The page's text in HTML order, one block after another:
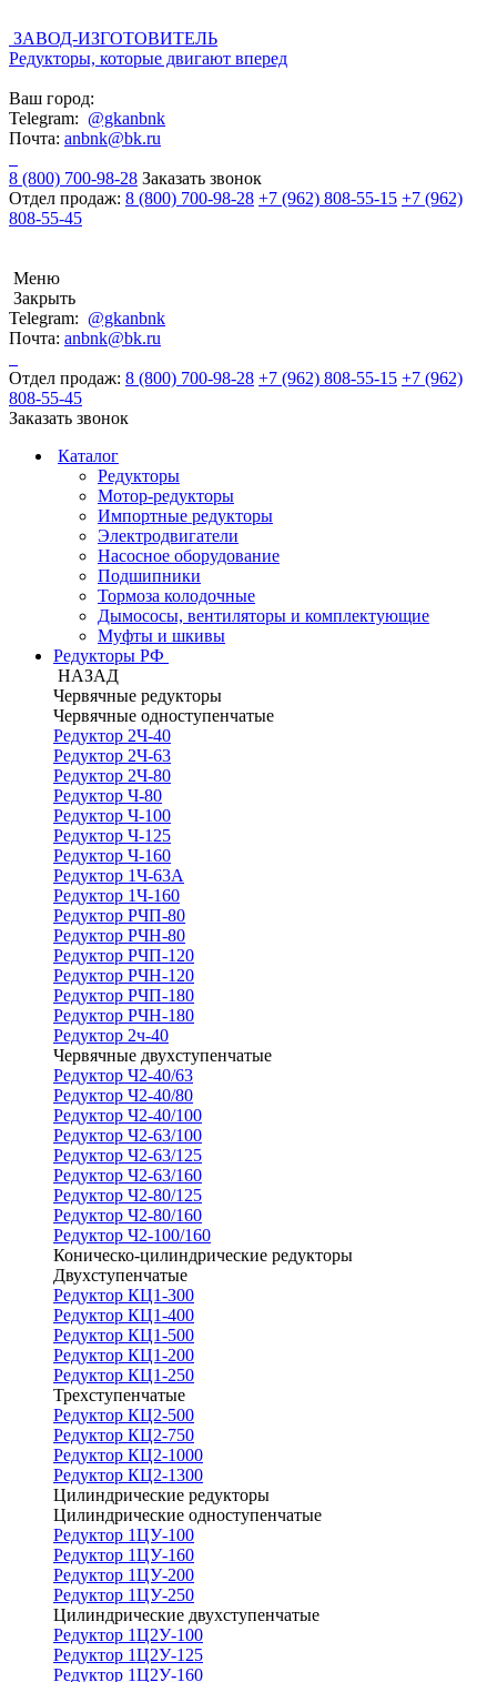
ЗАВОД-ИЗГОТОВИТЕЛЬ
Редукторы, которые двигают вперед
Ваш город:
Telegram: @gkanbnk
Почта: anbnk@bk.ru
8 (800) 700-98-28 Заказать звонок
Отдел продаж: 8 (800) 700-98-28 +7 (962) 808-55-15 +7 (962)
808-55-45
Меню
Закрыть
Telegram: @gkanbnk
Почта: anbnk@bk.ru
Отдел продаж: 8 (800) 700-98-28 +7 (962) 808-55-15 +7 (962)
808-55-45
Заказать звонок
Каталог
Редукторы
Мотор-редукторы
Импортные редукторы
Электродвигатели
Насосное оборудование
Подшипники
Тормоза колодочные
Дымососы, вентиляторы и комплектующие
Муфты и шкивы
Редукторы РФ
НАЗАД
Червячные редукторы
Червячные одноступенчатые
Редуктор 2Ч-40
Редуктор 2Ч-63
Редуктор 2Ч-80
Редуктор Ч-80
Редуктор Ч-100
Редуктор Ч-125
Редуктор Ч-160
Редуктор 1Ч-63А
Редуктор 1Ч-160
Редуктор РЧП-80
Редуктор РЧН-80
Редуктор РЧП-120
Редуктор РЧН-120
Редуктор РЧП-180
Редуктор РЧН-180
Редуктор 2ч-40
Червячные двухступенчатые
Редуктор Ч2-40/63
Редуктор Ч2-40/80
Редуктор Ч2-40/100
Редуктор Ч2-63/100
Редуктор Ч2-63/125
Редуктор Ч2-63/160
Редуктор Ч2-80/125
Редуктор Ч2-80/160
Редуктор Ч2-100/160
Коническо-цилиндрические редукторы
Двухступенчатые
Редуктор КЦ1-300
Редуктор КЦ1-400
Редуктор КЦ1-500
Редуктор КЦ1-200
Редуктор КЦ1-250
Трехступенчатые
Редуктор КЦ2-500
Редуктор КЦ2-750
Редуктор КЦ2-1000
Редуктор КЦ2-1300
Цилиндрические редукторы
Цилиндрические одноступенчатые
Редуктор 1ЦУ-100
Редуктор 1ЦУ-160
Редуктор 1ЦУ-200
Редуктор 1ЦУ-250
Цилиндрические двухступенчатые
Редуктор 1Ц2У-100
Редуктор 1Ц2У-125
Редуктор 1Ц2У-160